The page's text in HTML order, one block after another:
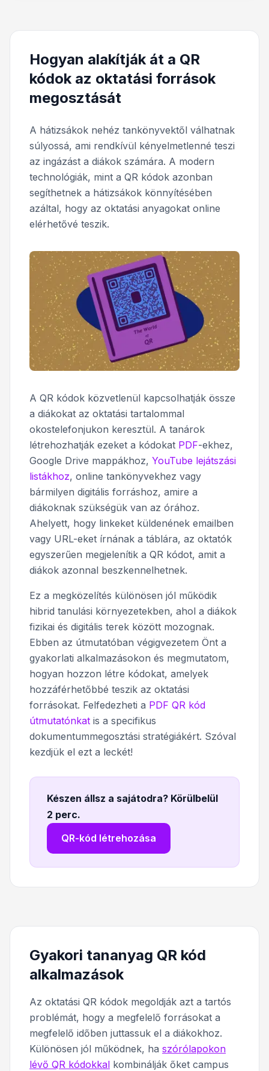
Hogyan alakítják át a QR
kódok az oktatási források
megosztását
A hátizsákok nehéz tankönyvektől válhatnak
súlyossá, ami rendkívül kényelmetlenné teszi
az ingázást a diákok számára. A modern
technológiák, mint a QR kódok azonban
segíthetnek a hátizsákok könnyítésében
azáltal, hogy az oktatási anyagokat online
elérhetővé teszik.
A QR kódok közvetlenül kapcsolhatják össze
a diákokat az oktatási tartalommal
okostelefonjukon keresztül. A tanárok
létrehozhatják ezeket a kódokat PDF-ekhez,
Google Drive mappákhoz, YouTube lejátszási
listákhoz, online tankönyvekhez vagy
bármilyen digitális forráshoz, amire a
diákoknak szükségük van az órához.
Ahelyett, hogy linkeket küldenének emailben
vagy URL-eket írnának a táblára, az oktatók
egyszerűen megjelenítik a QR kódot, amit a
diákok azonnal beszkennelhetnek.
Ez a megközelítés különösen jól működik
hibrid tanulási környezetekben, ahol a diákok
fizikai és digitális terek között mozognak.
Ebben az útmutatóban végigvezetem Önt a
gyakorlati alkalmazásokon és megmutatom,
hogyan hozzon létre kódokat, amelyek
hozzáférhetőbbé teszik az oktatási
forrásokat. Felfedezheti a PDF QR kód
útmutatónkat is a specifikus
dokumentummegosztási stratégiákért. Szóval
kezdjük el ezt a leckét!
Készen állsz a sajátodra? Körülbelül
2 perc.
QR-kód létrehozása
Gyakori tananyag QR kód
alkalmazások
Az oktatási QR kódok megoldják azt a tartós
problémát, hogy a megfelelő forrásokat a
megfelelő időben juttassuk el a diákokhoz.
Különösen jól működnek, ha szórólapokon
lévő QR kódokkal kombinálják őket campus